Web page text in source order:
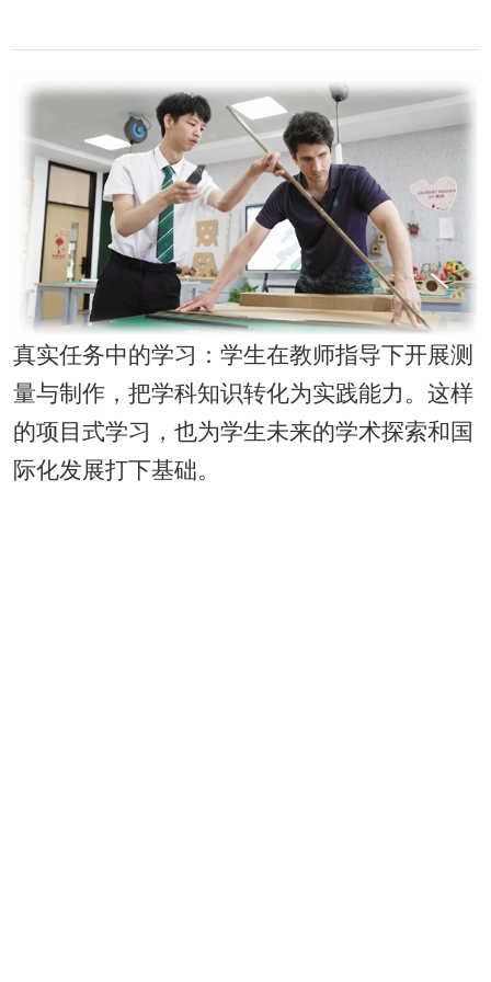
真实任务中的学习：学生在教师指导下开展测
量与制作，把学科知识转化为实践能力。这样
的项目式学习，也为学生未来的学术探索和国
际化发展打下基础。